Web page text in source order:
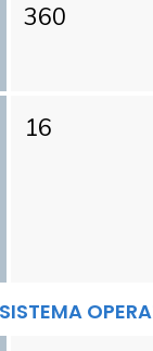
360
16